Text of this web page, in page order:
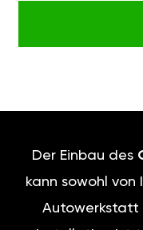
Der Einbau des
kann sowohl von
Autowerkstatt